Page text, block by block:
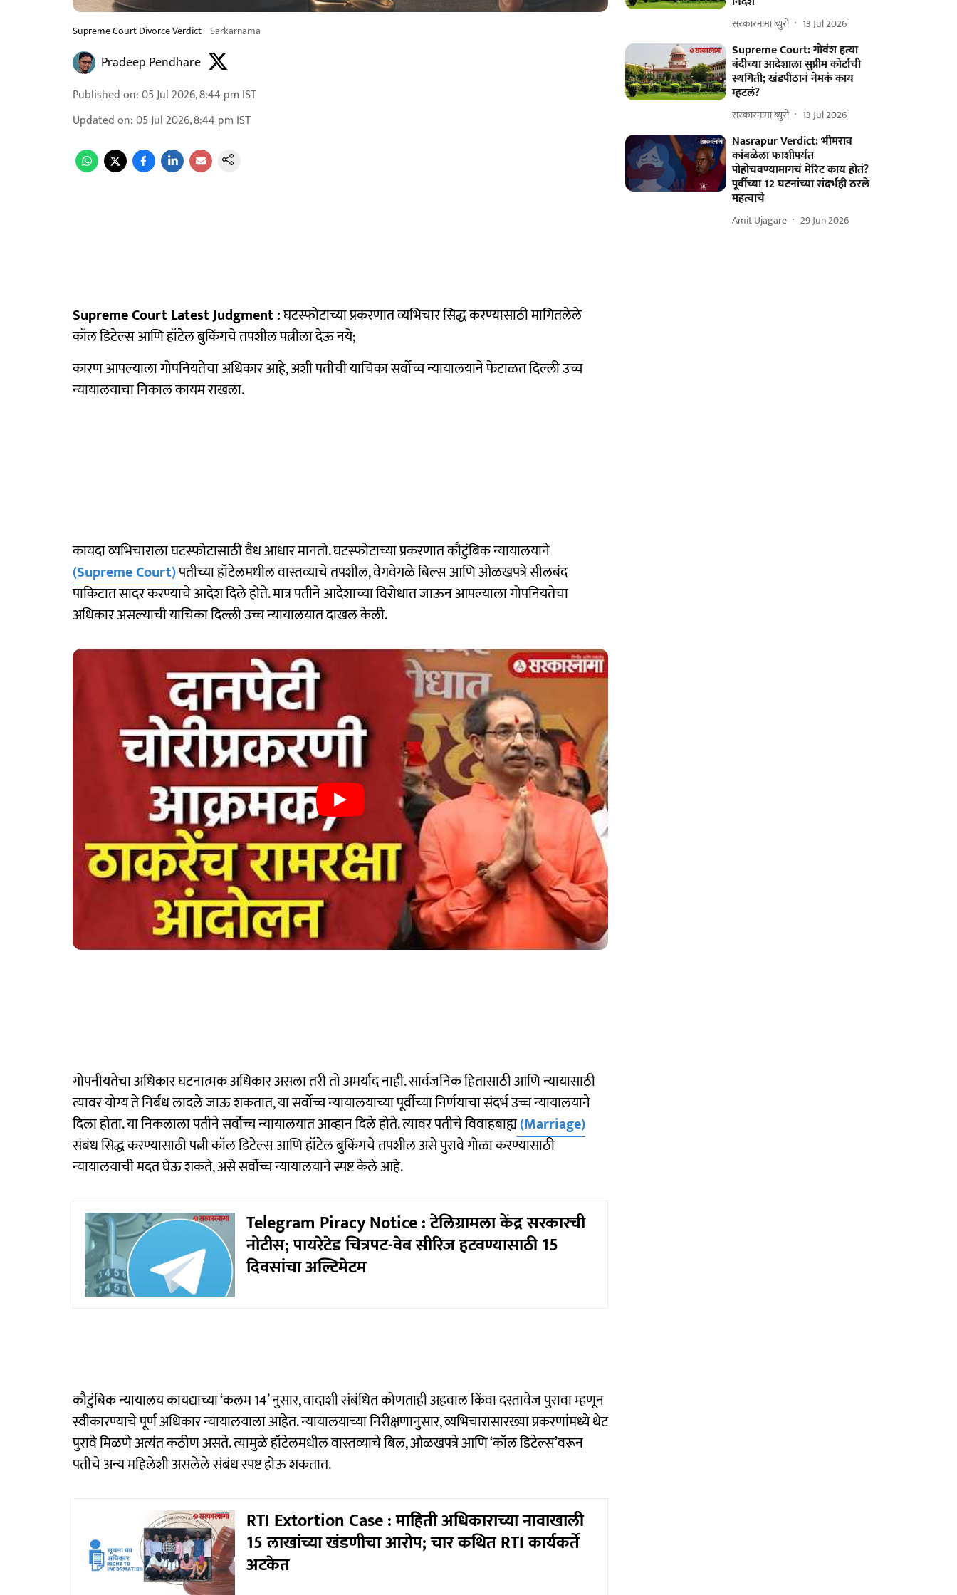
Supreme Court Divorce Verdict Sarkarnama
Pradeep Pendhare
Published on:05 Jul 2026, 8:44 pm IST
Updated on:05 Jul 2026, 8:44 pm IST
Supreme Court Latest Judgment :घटस्फोटाच्या प्रकरणात व्यभिचार सिद्ध करण्यासाठी मागितलेले
कॉल डिटेल्स आणि हॉटेल बुकिंगचे तपशील पत्नीला देऊ नये;
कारण आपल्याला गोपनियतेचा अधिकार आहे, अशी पतीची याचिका सर्वोच्च न्यायालयाने फेटाळत दिल्ली उच्च
न्यायालयाचा निकाल कायम राखला.
कायदा व्यभिचाराला घटस्फोटासाठी वैध आधार मानतो. घटस्फोटाच्या प्रकरणात कौटुंबिक न्यायालयाने
(Supreme Court)पतीच्या हॉटेलमधील वास्तव्याचे तपशील, वेगवेगळे बिल्स आणि ओळखपत्रे सीलबंद
पाकिटात सादर करण्याचे आदेश दिले होते. मात्र पतीने आदेशाच्या विरोधात जाऊन आपल्याला गोपनियतेचा
अधिकार असल्याची याचिका दिल्ली उच्च न्यायालयात दाखल केली.
गोपनीयतेचा अधिकार घटनात्मक अधिकार असला तरी तो अमर्याद नाही. सार्वजनिक हितासाठी आणि न्यायासाठी
त्यावर योग्य ते निर्बंध लादले जाऊ शकतात, या सर्वोच्च न्यायालयाच्या पूर्वीच्या निर्णयाचा संदर्भ उच्च न्यायालयाने
दिला होता. या निकलाला पतीने सर्वोच्च न्यायालयात आव्हान दिले होते. त्यावर पतीचे विवाहबाह्य(Marriage)
संबंध सिद्ध करण्यासाठी पत्नी कॉल डिटेल्स आणि हॉटेल बुकिंगचे तपशील असे पुरावे गोळा करण्यासाठी
न्यायालयाची मदत घेऊ शकते, असे सर्वोच्च न्यायालयाने स्पष्ट केले आहे.
Telegram Piracy Notice : टेलिग्रामला केंद्र सरकारची
नोटीस; पायरेटेड चित्रपट-वेब सीरिज हटवण्यासाठी 15
दिवसांचा अल्टिमेटम
कौटुंबिक न्यायालय कायद्याच्या ‘कलम 14’ नुसार, वादाशी संबंधित कोणताही अहवाल किंवा दस्तावेज पुरावा म्हणून
स्वीकारण्याचे पूर्ण अधिकार न्यायालयाला आहेत. न्यायालयाच्या निरीक्षणानुसार, व्यभिचारासारख्या प्रकरणांमध्ये थेट
पुरावे मिळणे अत्यंत कठीण असते. त्यामुळे हॉटेलमधील वास्तव्याचे बिल, ओळखपत्रे आणि ‘कॉल डिटेल्स’वरून
पतीचे अन्य महिलेशी असलेले संबंध स्पष्ट होऊ शकतात.
RTI Extortion Case : माहिती अधिकाराच्या नावाखाली
15 लाखांच्या खंडणीचा आरोप; चार कथित RTI कार्यकर्ते
अटकेत
सरकारनामा ब्युरो 13 Jul 2026
Supreme Court: गोवंश हत्या
बंदीच्या आदेशाला सुप्रीम कोर्टाची
स्थगिती; खंडपीठानं नेमकं काय
म्हटलं?
सरकारनामा ब्युरो 13 Jul 2026
Nasrapur Verdict: भीमराव
कांबळेला फाशीपर्यंत
पोहोचवण्यामागचं मेरिट काय होतं?
पूर्वीच्या 12 घटनांच्या संदर्भही ठरले
महत्वाचे
Amit Ujagare 29 Jun 2026